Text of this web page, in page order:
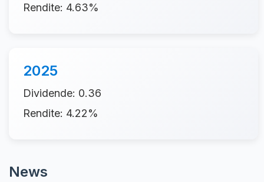
Rendite: 4.63%
2025
Dividende: 0.36
Rendite: 4.22%
News